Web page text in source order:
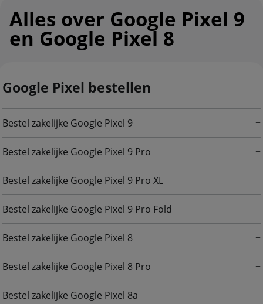
Alles over Google Pixel 9
en Google Pixel 8
Google Pixel bestellen
Bestel zakelijke Google Pixel 9
Bestel zakelijke Google Pixel 9 Pro
Bestel zakelijke Google Pixel 9 Pro XL
Bestel zakelijke Google Pixel 9 Pro Fold
Bestel zakelijke Google Pixel 8
Bestel zakelijke Google Pixel 8 Pro
Bestel zakelijke Google Pixel 8a